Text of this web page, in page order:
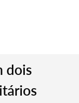
dois